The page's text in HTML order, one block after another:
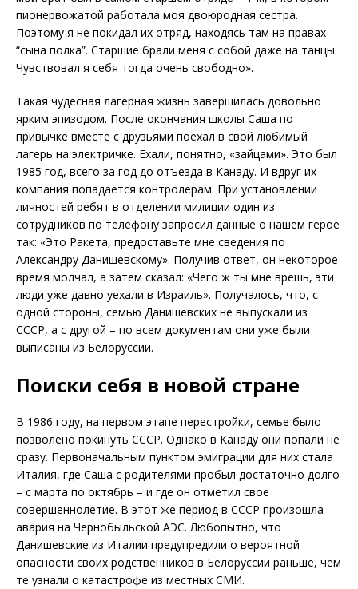
пионервожатой работала моя двоюродная сестра.
Поэтому я не покидал их отряд, находясь там на правах
“сына полка”. Старшие брали меня с собой даже на танцы.
Чувствовал я себя тогда очень свободно».
Такая чудесная лагерная жизнь завершилась довольно
ярким эпизодом. После окончания школы Саша по
привычке вместе с друзьями поехал в свой любимый
лагерь на электричке. Ехали, понятно, «зайцами». Это был
1985 год, всего за год до отъезда в Канаду. И вдруг их
компания попадается контро­ле­рам. При установлении
личностей ребят в отделении милиции один из
сотрудников по телефону запросил данные о нашем герое
так: «Это Ракета, предоставьте мне сведения по
Александру Данишевскому». Получив ответ, он некоторое
время молчал, а затем сказал: «Чего ж ты мне врешь, эти
люди уже давно уехали в Израиль». Получалось, что, с
одной стороны, семью Данишевских не выпускали из
СССР, а с другой – по всем документам они уже были
выписаны из Белоруссии.
Поиски себя в новой стране
В 1986 году, на первом этапе перестройки, семье было
позволено покинуть СССР. Однако в Канаду они попали не
сразу. Первоначальным пунктом эмиграции для них стала
Италия, где Саша с родителями пробыл достаточно долго
– с марта по октябрь – и где он отметил свое
совершеннолетие. В этот же период в СССР произошла
авария на Чернобыльской АЭС. Любопытно, что
Данишевские из Италии предупредили о вероятной
опасности своих родственников в Белоруссии раньше, чем
те узнали о катастрофе из местных СМИ.